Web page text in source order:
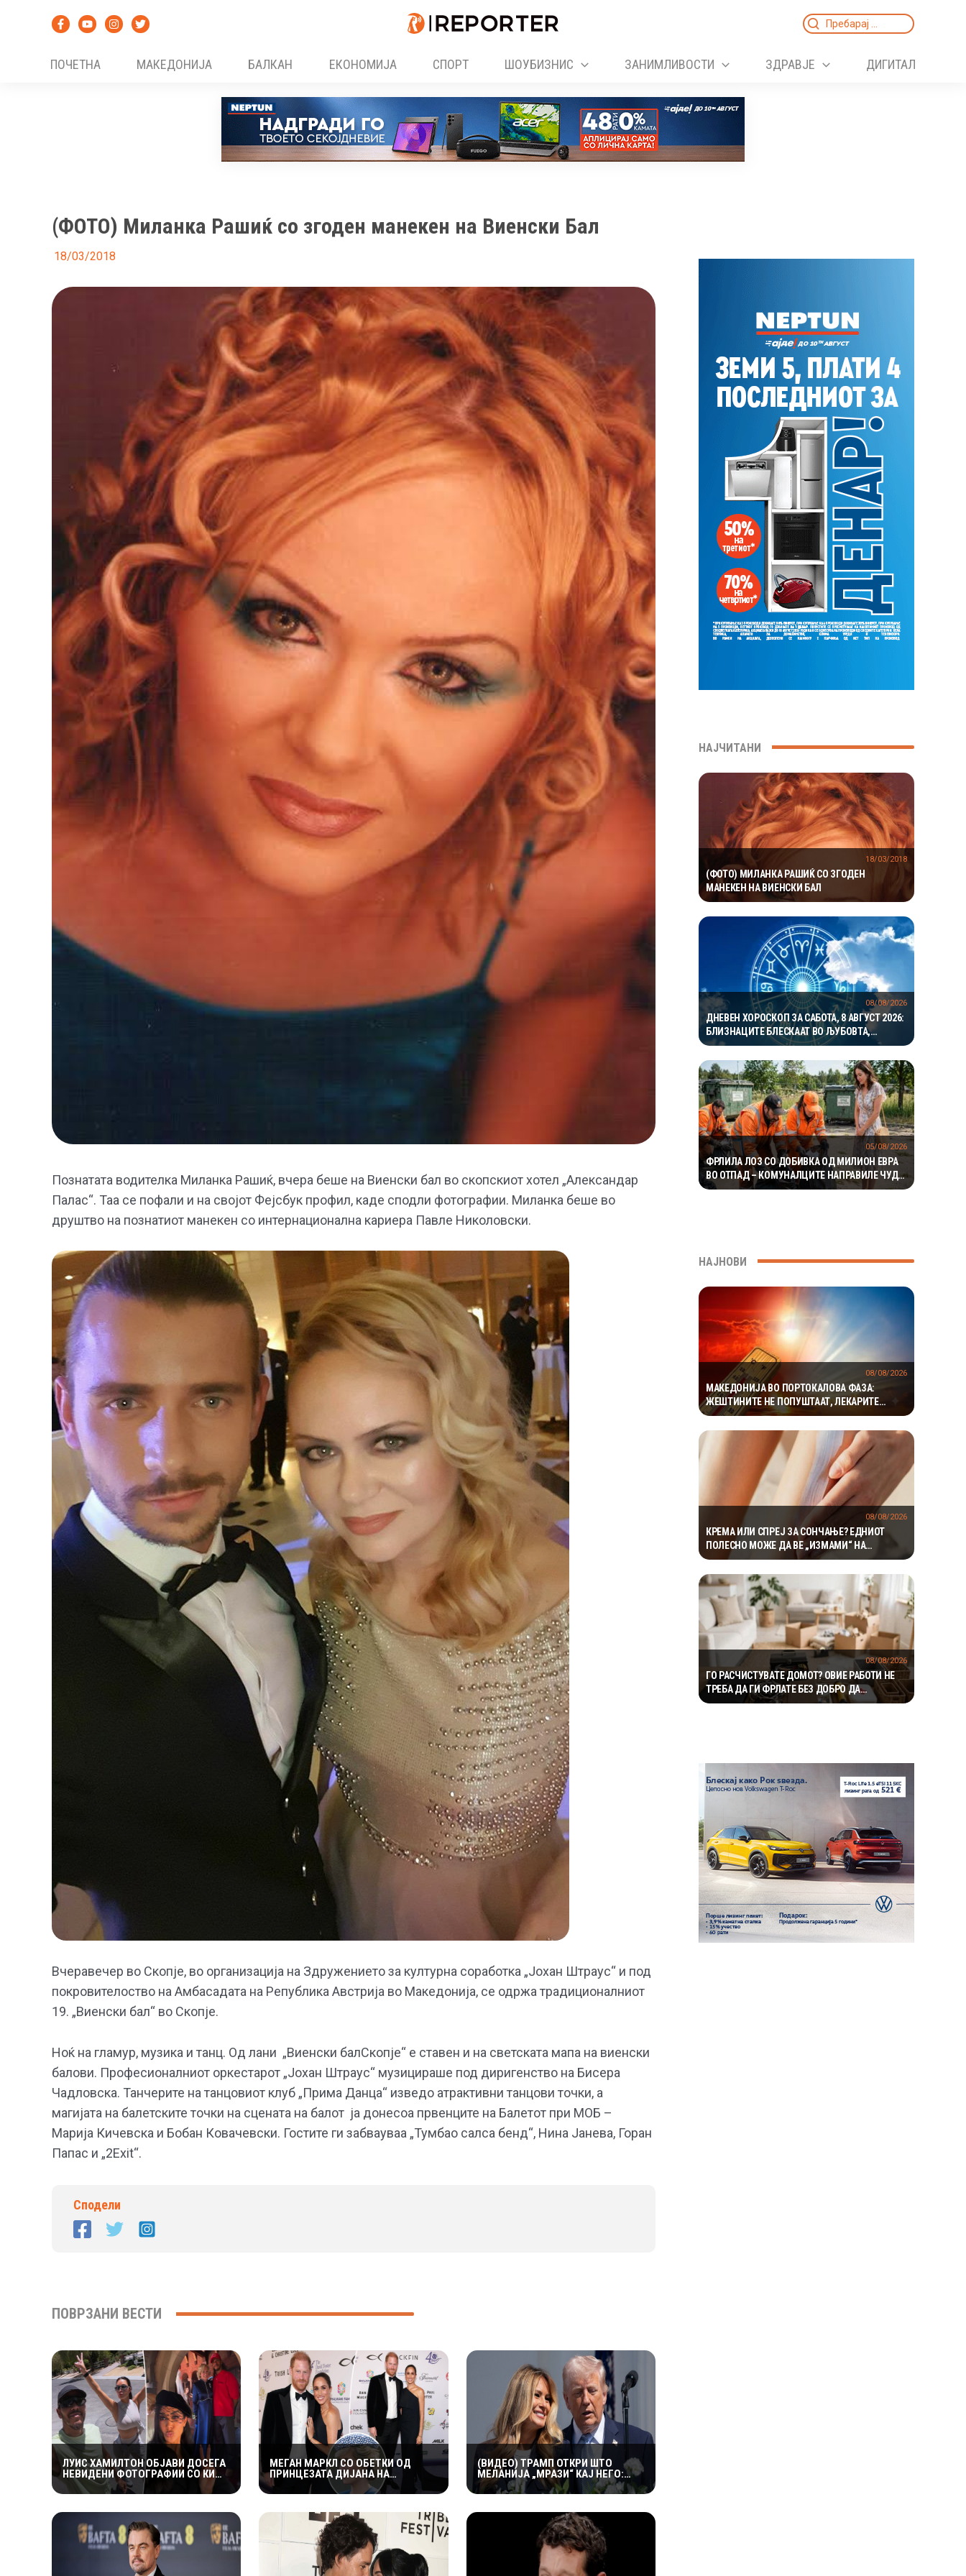
Search
ПОЧЕТНА
МАКЕДОНИЈА БАЛКАН ЕКОНОМИЈА СПОРТ ШОУБИЗНИС ЗАНИМЛИВОСТИ ЗДРАВЈЕ ДИГИТАЛ
(ФОТО) Миланка Рашиќ со згоден манекен на Виенски Бал
18/03/2018
Познатата водителка Миланка Рашиќ, вчера беше на Виенски бал во скопскиот хотел „Александар
Палас“. Таа се пофали и на својот Фејсбук профил, каде сподли фотографии. Миланка беше во
друштво на познатиот манекен со интернационална кариера Павле Николовски.
Вчеравечер во Скопје, во организација на Здружението за културна соработка „Јохан Штраус“ и под
покровителоство на Амбасадата на Република Австрија во Македонија, се одржа традиционалниот
19. „Виенски бал“ во Скопје.
Ноќ на гламур, музика и танц. Од лани „Виенски балСкопје“ е ставен и на светската мапа на виенски
балови. Професионалниот оркестарот „Јохан Штраус“ музицираше под диригенство на Бисера
Чадловска. Танчерите на танцовиот клуб „Прима Данца“ изведо атрактивни танцови точки, а
магијата на балетските точки на сцената на балот ја донесоа првенците на Балетот при МОБ –
Марија Кичевска и Бобан Ковачевски. Гостите ги забвауваа „Тумбао салса бенд“, Нина Јанева, Горан
Папас и „2Еxit“.
Сподели
ПОВРЗАНИ ВЕСТИ
ЛУИС ХАМИЛТОН ОБЈАВИ ДОСЕГА
НЕВИДЕНИ ФОТОГРАФИИ СО КИМ
КАРДАШИЈАН: РОМАНСАТА
СТАНУВА СÈ ПОСЕРИОЗНА
МЕГАН МАРКЛ СО ОБЕТКИ ОД
ПРИНЦЕЗАТА ДИЈАНА НА
РОМАНТИЧНА ВЕЧЕР СО ПРИНЦОТ
ХАРИ ВО КАНАДА
(ВИДЕО) ТРАМП ОТКРИ ШТО
МЕЛАНИЈА „МРАЗИ“ КАЈ НЕГО:
„МИ ВЕЛИ ДЕКА ТОА НЕ Е
ПРЕТСЕДАТЕЛСКО“
НАЈЧИТАНИ
(ФОТО) МИЛАНКА РАШИЌ СО ЗГОДЕН
МАНЕКЕН НА ВИЕНСКИ БАЛ
18/03/2018
ДНЕВЕН ХОРОСКОП ЗА САБОТА, 8 АВГУСТ 2026:
БЛИЗНАЦИТЕ БЛЕСКААТ ВО ЉУБОВТА,
РАКОВИТЕ ВО КАРИЕРАТА, А ВАГИТЕ ИМААТ
ОДЛИЧЕН ДЕН ЗА ХАРМОНИЈА
08/08/2026
ФРЛИЛА ЛОЗ СО ДОБИВКА ОД МИЛИОН ЕВРА
ВО ОТПАД – КОМУНАЛЦИТЕ НАПРАВИЛЕ ЧУДО
ЗА ДА ГО ПРОНАЈДАТ
05/08/2026
НАЈНОВИ
МАКЕДОНИЈА ВО ПОРТОКАЛОВА ФАЗА:
ЖЕШТИНИТЕ НЕ ПОПУШТААТ, ЛЕКАРИТЕ
АПЕЛИРААТ НА ЗГОЛЕМЕНА ПРЕТПАЗЛИВОСТ
08/08/2026
КРЕМА ИЛИ СПРЕЈ ЗА СОНЧАЊЕ? ЕДНИОТ
ПОЛЕСНО МОЖЕ ДА ВЕ „ИЗМАМИ“ НА
СИЛНОТО СОНЦЕ
08/08/2026
ГО РАСЧИСТУВАТЕ ДОМОТ? ОВИЕ РАБОТИ НЕ
ТРЕБА ДА ГИ ФРЛАТЕ БЕЗ ДОБРО ДА
РАЗМИСЛИТЕ
08/08/2026